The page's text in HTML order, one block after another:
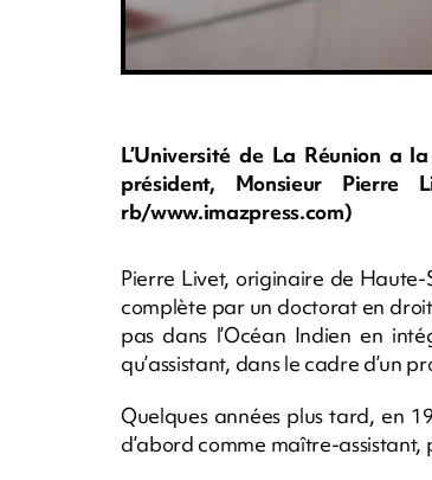
L’Université de La Réunion a
président, Monsieur
rb/www.imazpress.com)
Pierre Livet, originaire de
complète par un doctorat en
pas dans l’Océan Indien en
qu’assistant, dans le cadre d’un
Quelques années plus tard, en
d’abord comme maître-